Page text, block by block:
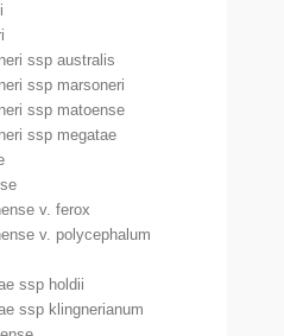
ssp australis
ssp marsoneri
ssp matoense
ssp megatae
v. ferox
v. polycephalum
ssp holdii
ssp klingnerianum